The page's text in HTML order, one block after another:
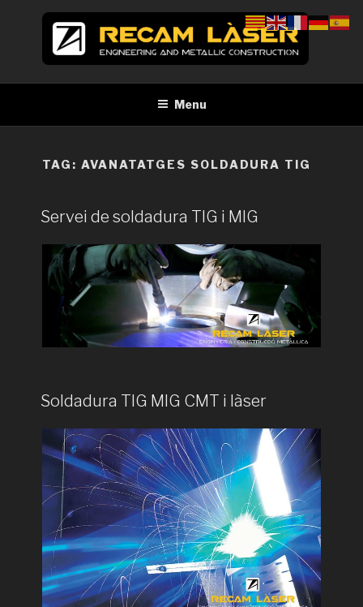
RECAM LÀSER
Menu
TAG:AVANATATGES SOLDADURA TIG
Servei de soldadura TIG i MIG
Soldadura TIG MIG CMT i làser